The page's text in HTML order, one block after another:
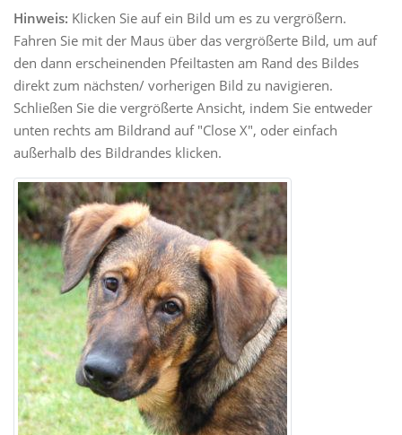
Hinweis: Klicken Sie auf ein Bild um es zu vergrößern.
Fahren Sie mit der Maus über das vergrößerte Bild, um auf
den dann erscheinenden Pfeiltasten am Rand des Bildes
direkt zum nächsten/ vorherigen Bild zu navigieren.
Schließen Sie die vergrößerte Ansicht, indem Sie entweder
unten rechts am Bildrand auf "Close X", oder einfach
außerhalb des Bildrandes klicken.